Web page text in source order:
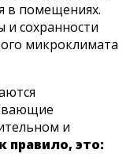
в помещениях.
сохранности
микроклимата
и
правило, это: